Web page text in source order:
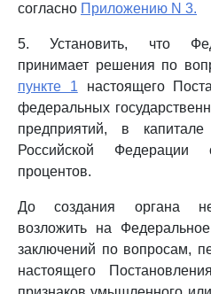
согласно Приложению N 3.
5. Установить, что
принимает решения по
пункте 1 настоящего
федеральных
предприятий, в
Российской Федерации
процентов.
До создания органа
возложить на
заключений по вопросам,
настоящего